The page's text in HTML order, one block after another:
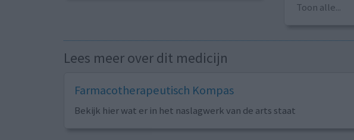
Toon alle...
Lees meer over dit medicijn
Farmacotherapeutisch Kompas
Bekijk hier wat er in het naslagwerk van de arts staat